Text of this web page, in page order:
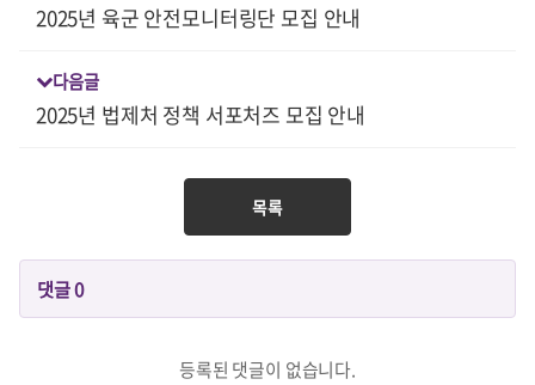
2025년 육군 안전모니터링단 모집 안내
다음글
2025년 법제처 정책 서포처즈 모집 안내
목록
댓글0
등록된 댓글이 없습니다.